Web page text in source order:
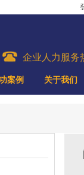
企业人力服务
案例 关于我们